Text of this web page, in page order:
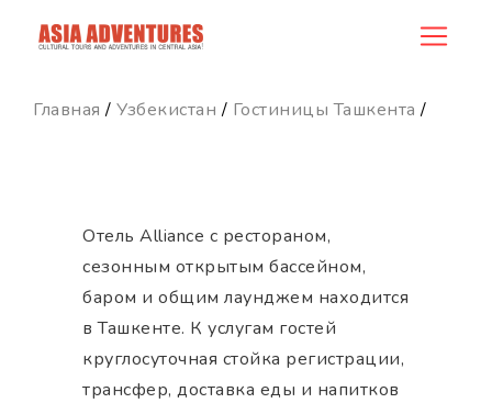
hotel_id
Главная / Узбекистан / Гостиницы Ташкента /
Отель Alliance с рестораном,
сезонным открытым бассейном,
баром и общим лаунджем находится
в Ташкенте. К услугам гостей
круглосуточная стойка регистрации,
трансфер, доставка еды и напитков